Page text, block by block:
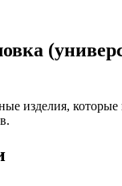
изделия,